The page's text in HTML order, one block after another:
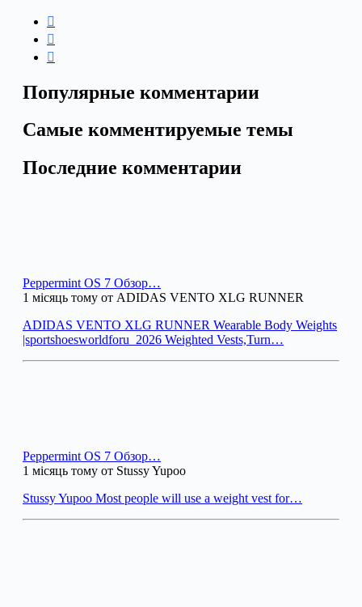
Популярные комментарии
Самые комментируемые темы
Последние комментарии
Peppermint OS 7 Обзор…
1 місяць тому от ADIDAS VENTO XLG RUNNER
ADIDAS VENTO XLG RUNNER Wearable Body Weights
|sportshoesworldforu_2026 Weighted Vests,Turn…
Peppermint OS 7 Обзор…
1 місяць тому от Stussy Yupoo
Stussy Yupoo Most people will use a weight vest for…